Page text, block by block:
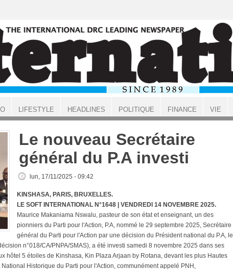
Le nouveau Secrétaire
général du P.A investi
lun, 17/11/2025 - 09:42
KINSHASA, PARIS, BRUXELLES.
LE SOFT INTERNATIONAL N°1648 | VENDREDI 14 NOVEMBRE 2025.
Maurice Makaniama Nswalu, pasteur de son état et enseignant, un des
pionniers du Parti pour l'Action, P.A, nommé le 29 septembre 2025, Secrétaire
général du Parti pour l'Action par une décision du Président national du P.A, le
n°018/CA/PNPA/SMAS), a été investi samedi 8 novembre 2025 dans ses
hôtel 5 étoiles de Kinshasa, Kin Plaza Arjaan by Rotana, devant les plus Hautes
Historique du Parti pour l'Action, communément appelé PNH,
LIFESTYLE HEADLINES POLITIQUE FINANCE VIE